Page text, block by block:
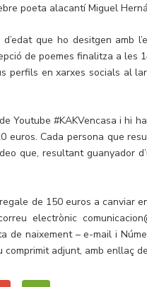
poeta alacantí Miguel
que ho desitgen amb
de poemes finalitza a les
perfils en xarxes socials al
Youtube #KAKVencasa i hi
euros. Cada persona que
que, resultant guanyador
de 150 euros a canviar
electrònic
de naixement – e-mail i
adjunt, amb enllaç